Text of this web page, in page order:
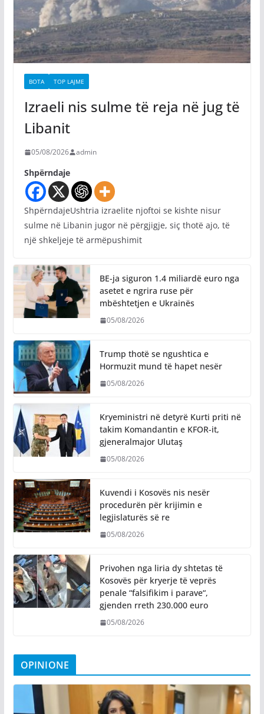
BOTA TOP LAJME
Izraeli nis sulme të reja në jug të
Libanit
05/08/2026 admin
Shpërndaje
ShpërndajeUshtria izraelite njoftoi se kishte nisur
sulme në Libanin jugor në përgjigje, siç thotë ajo, të
një shkeljeje të armëpushimit
BE-ja siguron 1.4 miliardë euro nga
asetet e ngrira ruse për
mbështetjen e Ukrainës
05/08/2026
Trump thotë se ngushtica e
Hormuzit mund të hapet nesër
05/08/2026
Kryeministri në detyrë Kurti priti në
takim Komandantin e KFOR-it,
gjeneralmajor Ulutaş
05/08/2026
Kuvendi i Kosovës nis nesër
procedurën për krijimin e
legjislaturës së re
05/08/2026
Privohen nga liria dy shtetas të
Kosovës për kryerje të veprës
penale “falsifikim i parave“,
gjenden rreth 230.000 euro
05/08/2026
OPINIONE